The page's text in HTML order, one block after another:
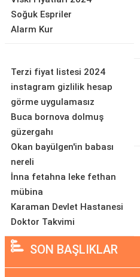
Soğuk Espriler
Alarm Kur
Terzi fiyat listesi 2024
instagram gizlilik hesap
görme uygulamasız
Buca bornova dolmuş
güzergahı
Okan bayülgen'in babası
nereli
İnna fetahna leke fethan
mübina
Karaman Devlet Hastanesi
Doktor Takvimi
SON BAŞLIKLAR